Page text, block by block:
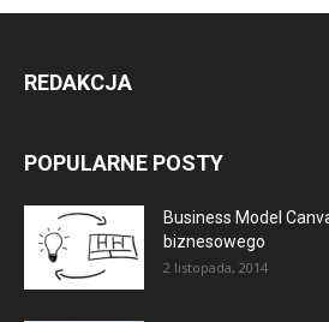
REDAKCJA
POPULARNE POSTY
Business Model
biznesowego
2 listopada, 2014